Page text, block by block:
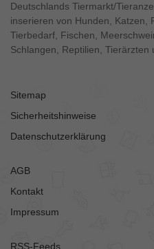
Deutschlands Tiermarkt/
inserieren von Hunden, Katzen,
Tierbedarf, Fischen,
Schlangen, Reptilien, Tierärzten
Sitemap
Sicherheitshinweise
Datenschutzerklärung
AGB
Kontakt
Impressum
RSS-Feeds